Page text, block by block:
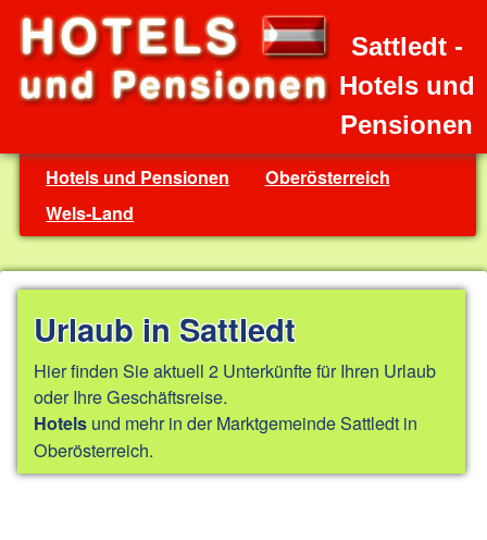
Sattledt -
Hotels und
Pensionen
Hotels und Pensionen
Oberösterreich
Wels-Land
Urlaub in Sattledt
Hier finden Sie aktuell 2 Unterkünfte für Ihren Urlaub
oder Ihre Geschäftsreise.
Hotels und mehr in der Marktgemeinde Sattledt in
Oberösterreich.